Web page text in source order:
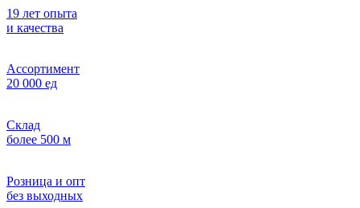
19 лет опыта
и качества
Ассортимент
20 000 ед
Склад
более 500 м
Розница и опт
без выходных